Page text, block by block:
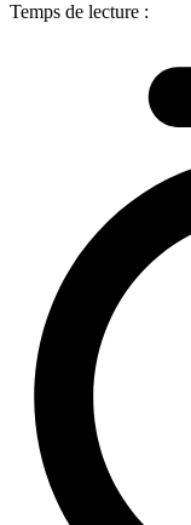
Temps de lecture :